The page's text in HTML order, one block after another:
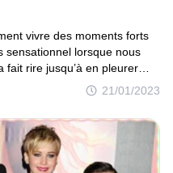
21/01/2023
vivre des moments forts
sensationnel lorsque nous
fait rire jusqu’à en pleurer
a été improvisée. En effet,
les films. Comme le cas
le film Babylon qui sortira
je la chance
y aller” s’était expliquée